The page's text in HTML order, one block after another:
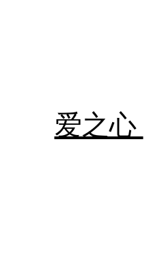
爱之心